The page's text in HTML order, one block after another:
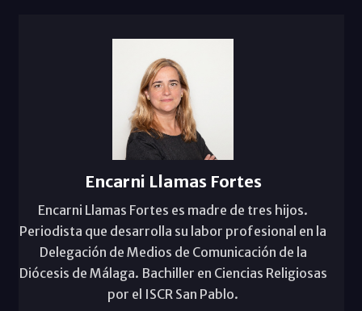
Encarni Llamas Fortes
Encarni Llamas Fortes es madre de tres hijos.
Periodista que desarrolla su labor profesional en la
Delegación de Medios de Comunicación de la
Diócesis de Málaga. Bachiller en Ciencias Religiosas
por el ISCR San Pablo.